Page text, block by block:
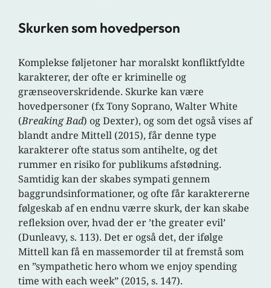
Skurken som hovedperson
Komplekse føljetoner har moralskt konfliktfyldte
karakterer, der ofte er kriminelle og
grænseoverskridende. Skurke kan være
hovedpersoner (fx Tony Soprano, Walter White
(Breaking Bad) og Dexter), og som det også vises af
blandt andre Mittell (2015), får denne type
karakterer ofte status som antihelte, og det
rummer en risiko for publikums afstødning.
Samtidig kan der skabes sympati gennem
baggrundsinformationer, og ofte får karaktererne
følgeskab af en endnu værre skurk, der kan skabe
refleksion over, hvad der er ’the greater evil’
(Dunleavy, s. 113). Det er også det, der ifølge
Mittell kan få en massemorder til at fremstå som
en ”sympathetic hero whom we enjoy spending
time with each week” (2015, s. 147).